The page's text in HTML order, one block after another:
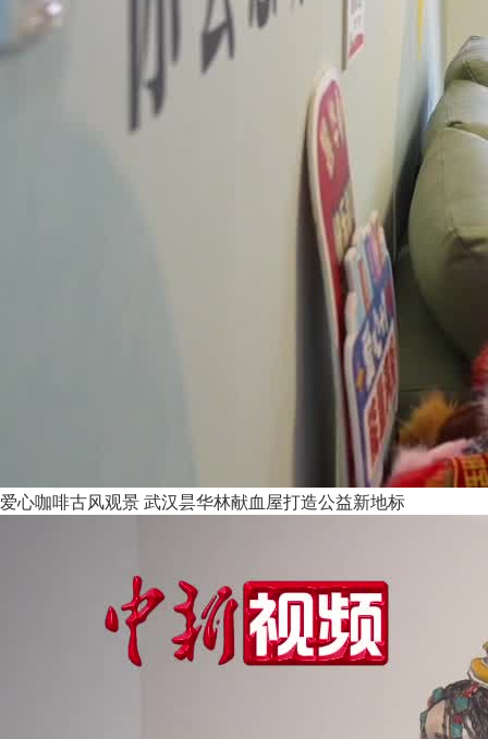
爱心咖啡古风观景 武汉昙华林献血屋打造公益新地标